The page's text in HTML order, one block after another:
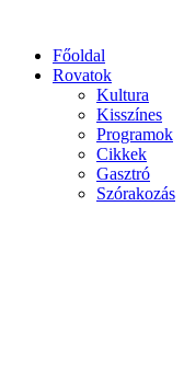
Főoldal
Rovatok
Kultura
Kisszínes
Programok
Cikkek
Gasztró
Szórakozás